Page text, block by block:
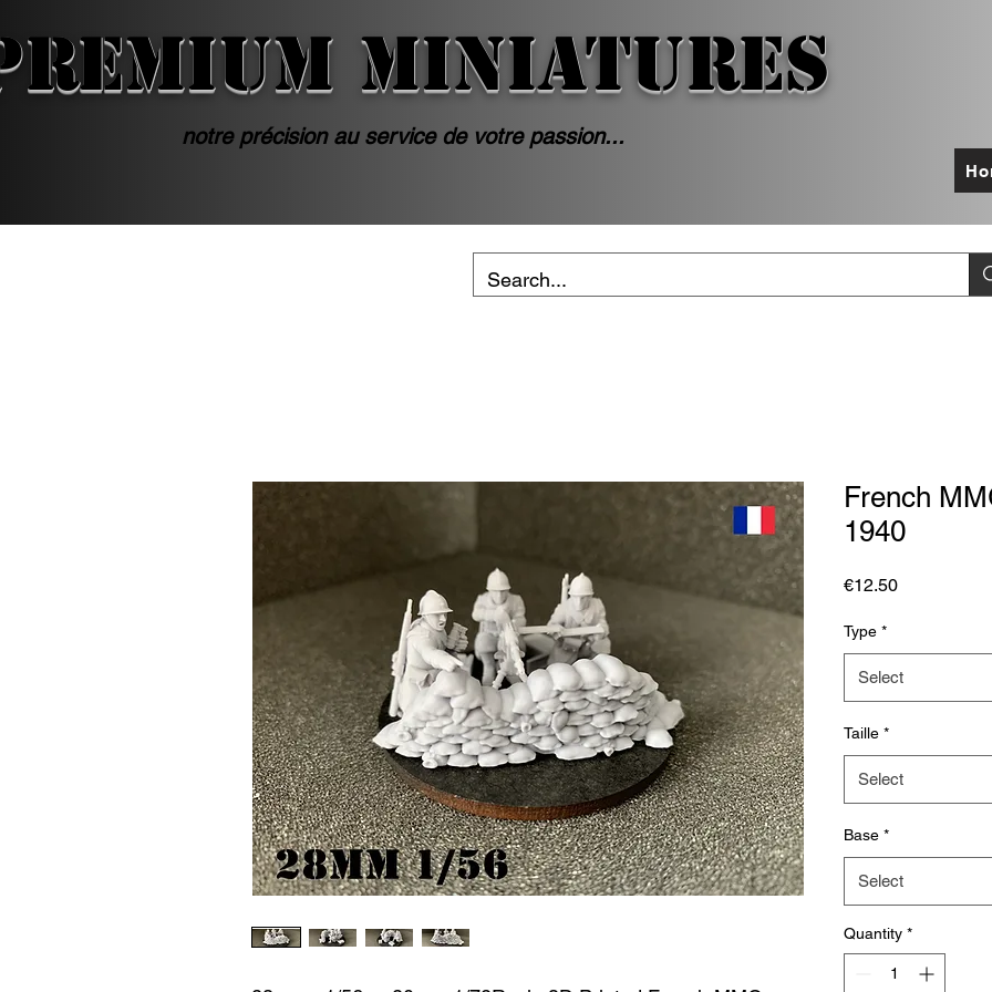
MINIATURES
notre précision au service de votre passion...
French
1940
€12.50Price
Type *
Select
Taille *
Select
Base *
Select
Quantity *